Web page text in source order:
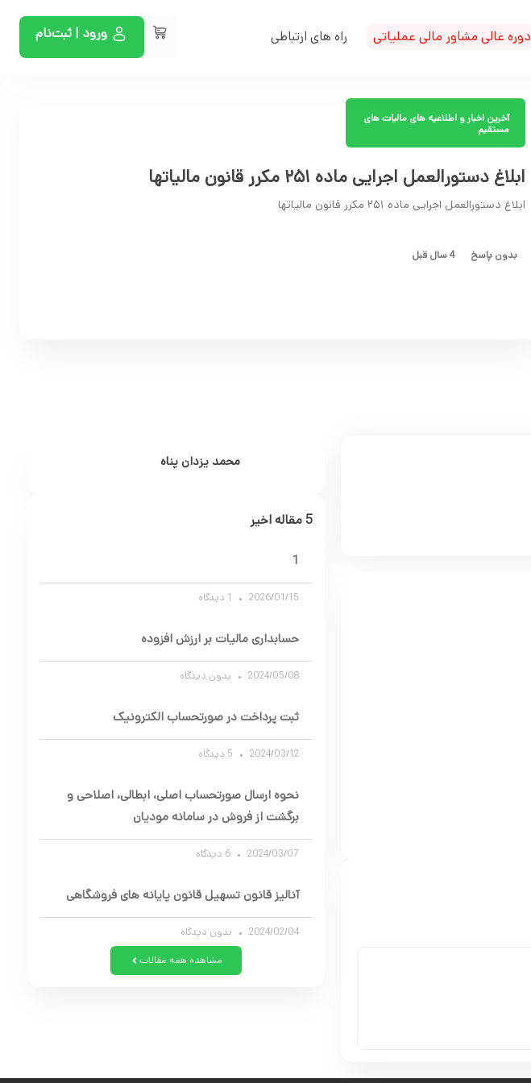
دوره عالی مشاور مالی عملیاتی راه های ارتباطی ورود | ثبت‌نام
آخرین اخبار و اطلاعیه های مالیات های
مستقیم
ابلاغ دستورالعمل اجرایی ماده ۲۵۱ مکرر قانون مالیاتها
ابلاغ دستورالعمل اجرایی ماده ۲۵۱ مکرر قانون مالیاتها
بدون پاسخ 4 سال قبل
محمد یزدان پناه
5 مقاله اخیر
1
2026/01/15
حسابداری مالیات بر ارزش افزوده
2024/05/08 بدون دیدگاه
ثبت پرداخت در صورتحساب الکترونیک
2024/03/12
نحوه ارسال صورتحساب اصلی، ابطالی، اصلاحی و
برگشت از فروش در سامانه مودیان
2024/03/07 6 دیدگاه
آنالیز قانون تسهیل قانون پایانه های فروشگاهی
2024/02/04 بدون دیدگاه
مشاهده همه مقالات